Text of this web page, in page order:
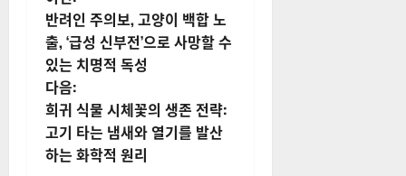
시
물
내
비
반려인 주의보, 고양이 백합 노
출, ‘급성 신부전’으로 사망할 수
있는 치명적 독성
다음:
희귀 식물 시체꽃의 생존 전략:
고기 타는 냄새와 열기를 발산
하는 화학적 원리